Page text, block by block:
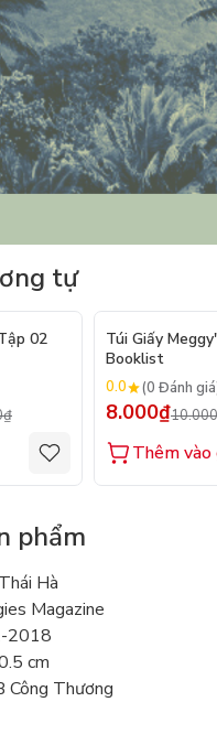
tự
- 20%
02
Túi Giấy
Booklist
0.0 (0 Đánh
8.000₫
Thêm vào
phẩm
Hà
Magazine
2018
cm
Thương